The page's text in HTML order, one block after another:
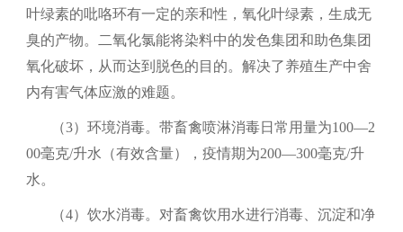
叶绿素的吡咯环有一定的亲和性，氧化叶绿素，生成无
臭的产物。二氧化氯能将染料中的发色集团和助色集团
氧化破坏，从而达到脱色的目的。解决了养殖生产中舍
内有害气体应激的难题。
（3）环境消毒。带畜禽喷淋消毒日常用量为100—2
00毫克/升水（有效含量），疫情期为200—300毫克/升
水。
（4）饮水消毒。对畜禽饮用水进行消毒、沉淀和净